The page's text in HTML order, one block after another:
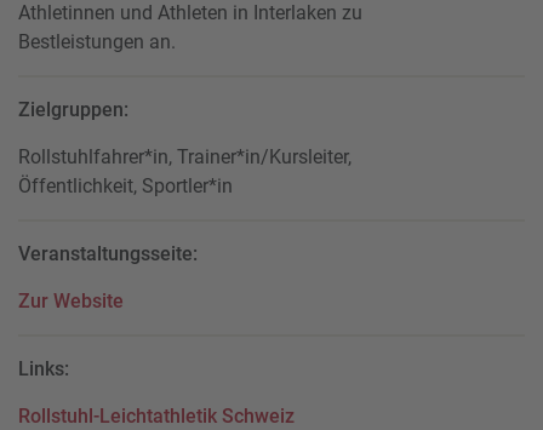
Athletinnen und Athleten in Interlaken zu
Bestleistungen an.
Zielgruppen:
Rollstuhlfahrer*in, Trainer*in/Kursleiter,
Öffentlichkeit, Sportler*in
Veranstaltungsseite:
Zur Website
Links:
Rollstuhl-Leichtathletik Schweiz